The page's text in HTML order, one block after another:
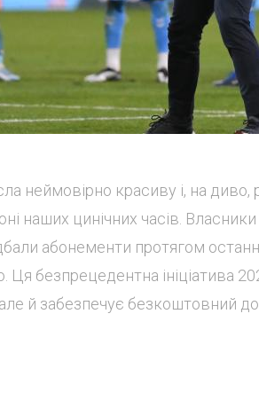
неймовірно красиву і, на
наших цинічних часів.
абонементи протягом
безпрецедентна ініціатива
й забезпечує безкоштовний